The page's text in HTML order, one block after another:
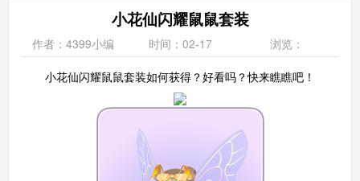
小花仙闪耀鼠鼠套装
作者：4399小编 时间：02-17 浏览：
小花仙闪耀鼠鼠套装如何获得？好看吗？快来瞧瞧吧！